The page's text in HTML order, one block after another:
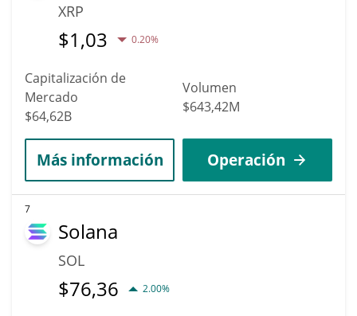
XRP
$1,03 0.20%
Capitalización de
Mercado
$64,62B
Volumen
$643,42M
Más información Operación
7
Solana
SOL
$76,36 2.00%